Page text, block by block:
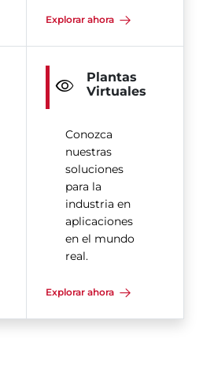
Explorar ahora
Plantas
Virtuales
Conozca
nuestras
soluciones
para la
industria en
aplicaciones
en el mundo
real.
Explorar ahora